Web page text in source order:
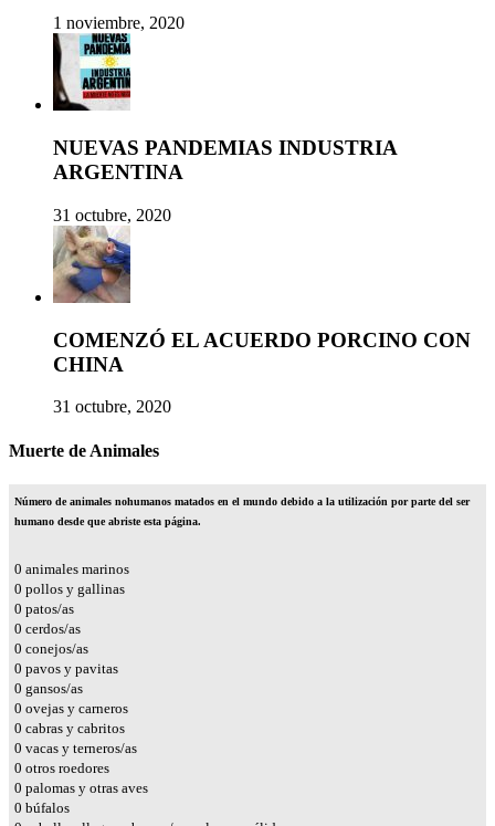
1 noviembre, 2020
NUEVAS PANDEMIAS INDUSTRIA
ARGENTINA
31 octubre, 2020
COMENZÓ EL ACUERDO PORCINO CON
CHINA
31 octubre, 2020
Muerte de Animales
Número de animales nohumanos matados en el mundo debido a la utilización por parte del ser
humano desde que abriste esta página.
0 animales marinos
0 pollos y gallinas
0 patos/as
0 cerdos/as
0 conejos/as
0 pavos y pavitas
0 gansos/as
0 ovejas y carneros
0 cabras y cabritos
0 vacas y terneros/as
0 otros roedores
0 palomas y otras aves
0 búfalos